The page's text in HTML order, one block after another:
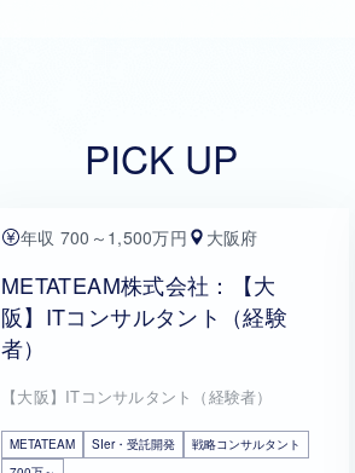
PICK UP
年収 700～1,500万円 大阪府
METATEAM株式会社：【大
阪】ITコンサルタント（経験
者）
【大阪】ITコンサルタント（経験者）
METATEAM SIer・受託開発
戦略コンサルタント